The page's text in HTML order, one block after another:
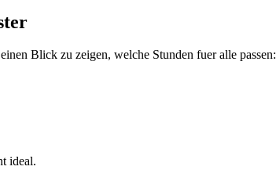
Blick zu zeigen, welche Stunden fuer alle passen:
ideal.